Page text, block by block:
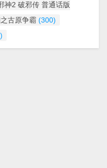
神2 破邪传 普通话版
古原争霸 (300)